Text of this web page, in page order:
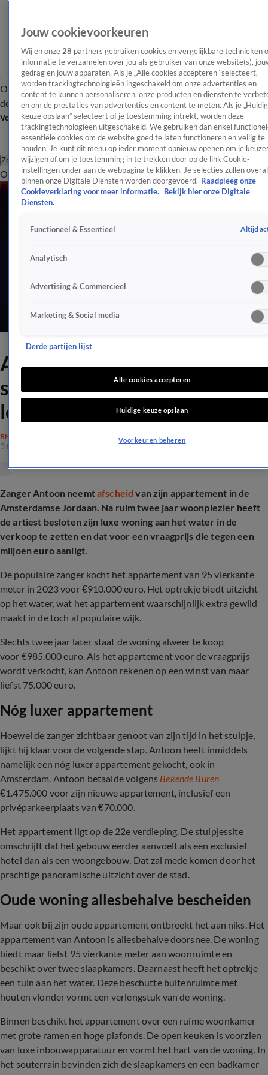
OverzichtAfleveringen Entertainment TV Algemeen
Tip
de redactieNieuwsbrief
Volg Shownieuws
Zoeken
OverzichtEntertainmentSpraakmakendRealityCrimeVideo's
Antoon verruilt zijn luxe
stulpje voor nóg royaler
leven
BN'ERS
3 feb 2026, 16:54
Zanger Antoon neemtafscheidvan zijn appartement in de
Amsterdamse Jordaan. Na ruim twee jaar woonplezier heeft
de artiest besloten zijn luxe woning aan het water in de
verkoop te zetten en dat voor een vraagprijs die tegen een
miljoen euro aanligt.
De populaire zanger kocht het appartement van 95 vierkante
meter in 2023 voor€910.000 euro. Het optrekje biedt uitzicht
op het water, wat het appartement waarschijnlijk extra gewild
maakt in de toch al populaire wijk.
Slechts twee jaar later staat de woning alweer te koop
voor €985.000 euro. Als het appartement voor de vraagprijs
wordt verkocht, kan Antoon rekenen op een winst van maar
liefst 75.000 euro.
Nóg luxer appartement
Hoewel de zanger zichtbaar genoot van zijn tijd in het stulpje,
lijkt hij klaar voor de volgende stap. Antoon heeft inmiddels
namelijk een nóg luxer appartement gekocht, ook in
Amsterdam. Antoon betaalde volgens Bekende Buren
€1.475.000 voor zijn nieuwe appartement, inclusief een
privéparkeerplaats van €70.000.
Het appartement ligt op de 22e verdieping. De stulpjessite
omschrijft dat het gebouw eerder aanvoelt als een exclusief
hotel dan als een woongebouw. Dat zal mede komen door het
prachtige panoramische uitzicht over de stad.
Oude woning allesbehalve bescheiden
Maar ook bij zijn oude appartement ontbreekt het aan niks. Het
appartement van Antoon is allesbehalve doorsnee. De woning
biedt maar liefst 95 vierkante meter aan woonruimte en
beschikt over twee slaapkamers. Daarnaast heeft het optrekje
een tuin aan het water. Deze beschutte buitenruimte met
houten vlonder vormt een verlengstuk van de woning.
Binnen beschikt het appartement over een ruime woonkamer
met grote ramen en hoge plafonds. De open keuken is voorzien
van luxe inbouwapparatuur en vormt het hart van de woning. In
het souterrain bevinden zich de slaapkamers en een badkamer
Jouw cookievoorkeuren
Wij en onze 28 partners gebruiken cookies en vergelijkbare technieken
informatie te verzamelen over jou als gebruiker van onze website(s),
gedrag en jouw apparaten. Als je „Alle cookies accepteren” selecteert,
worden trackingtechnologieën ingeschakeld om onze advertenties en
content te kunnen personaliseren, onze producten en diensten te
en om de prestaties van advertenties en content te meten. Als je
keuze opslaan” selecteert of je toestemming intrekt, worden deze
trackingtechnologieën uitgeschakeld. We gebruiken dan enkel
essentiële cookies om de website goed te laten functioneren en veilig te
houden. Je kunt dit menu op ieder moment opnieuw openen om je
wijzigen of om je toestemming in te trekken door op de link Cookie-
instellingen onder aan de webpagina te klikken. Je selecties zullen overal
binnen onze Digitale Diensten worden doorgevoerd. Raadpleeg onze
Cookieverklaring voor meer informatie.
Bekijk hier onze Digitale
Diensten.
Functioneel & Essentieel Altijd
Analytisch
Advertising & Commercieel
Marketing & Social media
Derde partijen lijst
Alle cookies accepteren
Huidige keuze opslaan
Voorkeuren beheren